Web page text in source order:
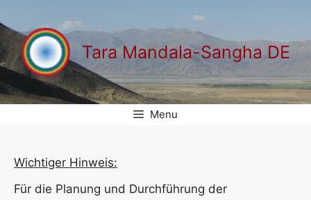
Inhalt
springen
Tara Mandala-Sangha DE
Menu
Wichtiger Hinweis:
Für die Planung und Durchführung der